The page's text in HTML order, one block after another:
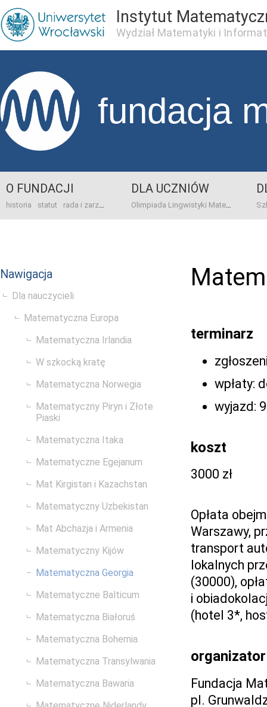
Instytut
Wydział Matematyki i
fundacja
O FUNDACJI
historia statut rada i zarząd dane bankowo-adresowe kontakt
DLA UCZNIÓW
Olimpiada Lingwistyki Matematycznej
Nawigacja
Dla nauczycieli
Matematyczna Europa
Matematyczna Irlandia
W szkocką kratę
Matematyczna Norwegia
Matematyczny Piryn i Złote
Piaski
Matematyczna Itaka
Matematyczne Egejanum
Mat Kirgistan i Kazachstan
Matematyczny Uzbekistan
Mat Abchazja i Armenia
Matematyczny Kijów
Matematyczna Georgia
Matematyczne Balticum
Matematyczna Białoruś
Matematyczna Bohemia
Matematyczna Transylwania
Matematyczna Bawaria
terminarz
wpłaty:
wyjazd:
koszt
3000 zł
Opłata
Warszawy,
transport
lokalnych
(30000),
i
(hotel 3*,
organizator
Fundacja
pl.